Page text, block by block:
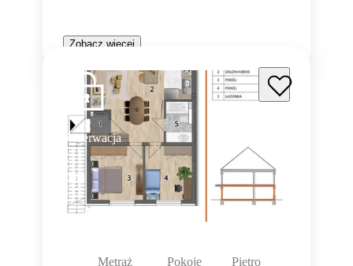
Zobacz więcej
Rezerwacja
Metraż
Pokoje
Piętro